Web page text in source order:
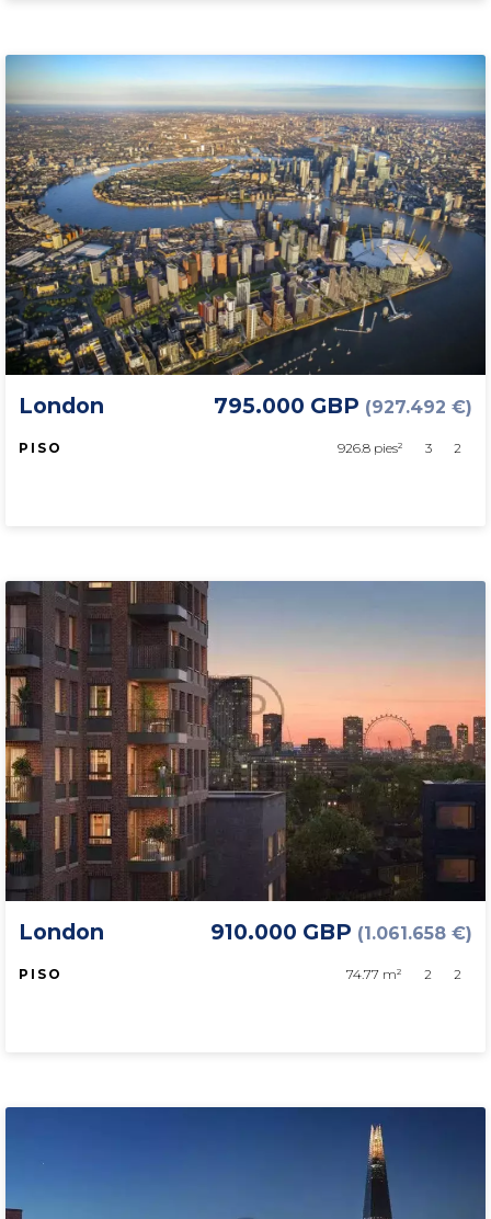
London 795.000 GBP (927.492 €)
PISO 926.8 pies² 3 2
London 910.000 GBP (1.061.658 €)
PISO 74.77 m² 2 2